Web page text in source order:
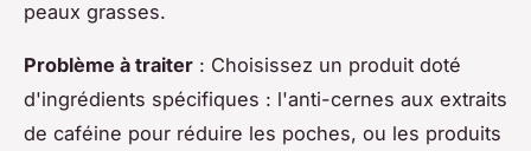
peaux grasses.
Problème à traiter : Choisissez un produit doté
d'ingrédients spécifiques : l'anti-cernes aux extraits
de caféine pour réduire les poches, ou les produits